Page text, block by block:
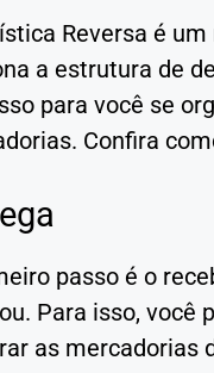
Reversa é
a estrutura de
para você se
Confira
passo é o
Para isso, você
as mercadorias